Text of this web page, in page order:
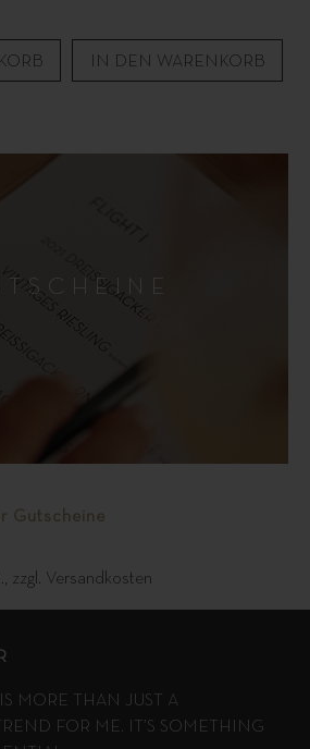
IN DEN WARENKORB
Gutscheine
zzgl. Versandkosten
MORE THAN JUST A
FOR ME. IT’S SOMETHING